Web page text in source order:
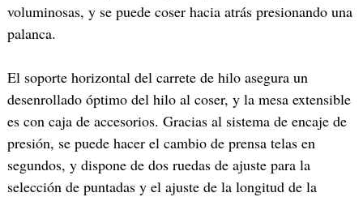
voluminosas, y se puede coser hacia atrás presionando una
palanca.
El soporte horizontal del carrete de hilo asegura un
desenrollado óptimo del hilo al coser, y la mesa extensible
es con caja de accesorios. Gracias al sistema de encaje de
presión, se puede hacer el cambio de prensa telas en
segundos, y dispone de dos ruedas de ajuste para la
selección de puntadas y el ajuste de la longitud de la